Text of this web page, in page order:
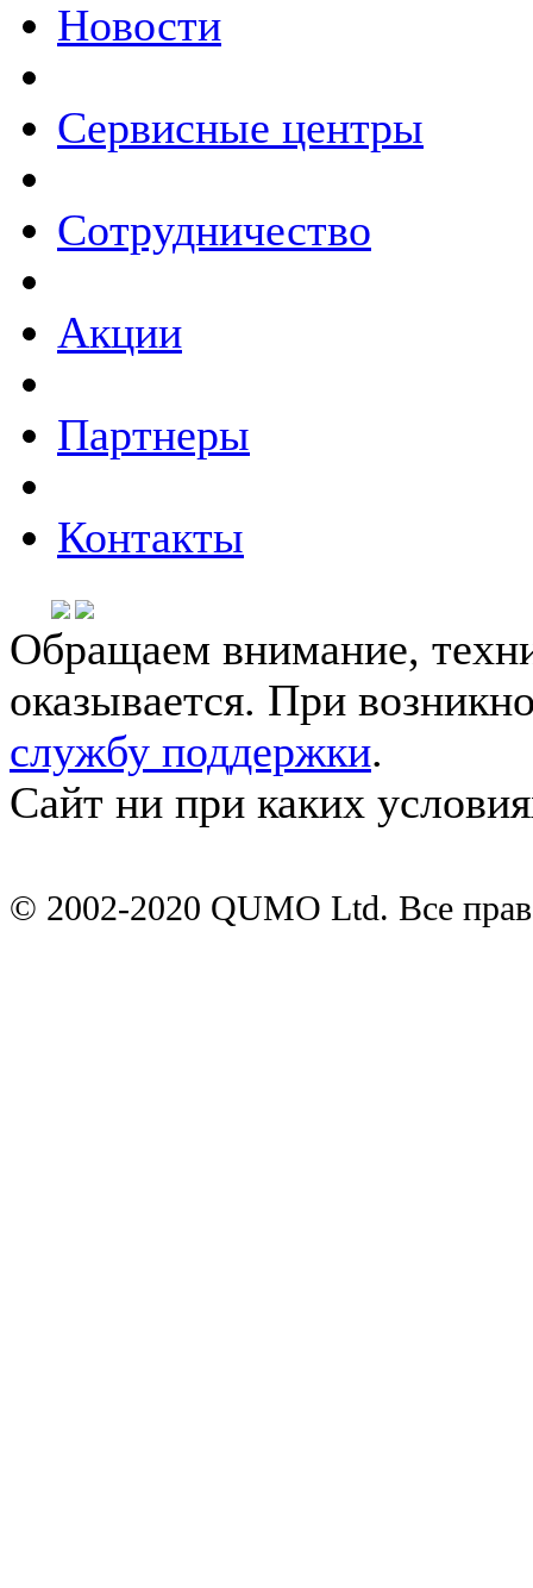
Новости
Сервисные центры
Сотрудничество
Акции
Партнеры
Контакты
Обращаем внимание,
оказывается. При
службу поддержки.
Сайт ни при каких
© 2002-2020 QUMO Ltd. Все